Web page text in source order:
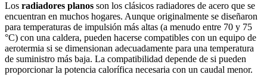
Los radiadores planos son los clásicos radiadores de acero que se
encuentran en muchos hogares. Aunque originalmente se diseñaron
para temperaturas de impulsión más altas (a menudo entre 70 y 75
°C) con una caldera, pueden hacerse compatibles con un equipo de
aerotermia si se dimensionan adecuadamente para una temperatura
de suministro más baja. La compatibilidad depende de si pueden
proporcionar la potencia calorífica necesaria con un caudal menor.